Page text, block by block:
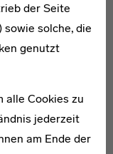
der Seite
solche, die
genutzt
alle Cookies zu
jederzeit
am Ende der